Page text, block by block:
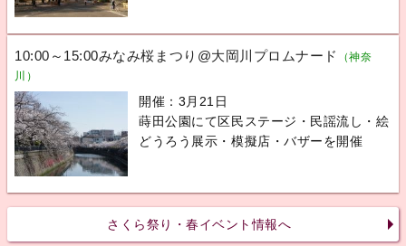
10:00～15:00みなみ桜まつり@大岡川プロムナード
（神奈
川）
開催：3月21日
蒔田公園にて区民ステージ・民謡流し・絵
どうろう展示・模擬店・バザーを開催
さくら祭り・春イベント情報へ